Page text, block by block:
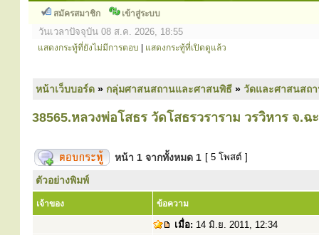
สมัครสมาชิก เข้าสู่ระบบ
วันเวลาปัจจุบัน 08 ส.ค. 2026, 18:55
แสดงกระทู้ที่ยังไม่มีการตอบ แสดงกระทู้ที่เปิดดูแล้ว
หน้าเว็บบอร์ด » กลุ่มศาสนสถานและศาสนพิธี » วัดและศาสนสถ
38565.หลวงพ่อโสธร วัดโสธรวราราม วรวิหาร จ.ฉะ
หน้า 1 จากทั้งหมด 1 [ 5 โพสต์ ]
ตัวอย่างพิมพ์
เจ้าของ ข้อความ
เมื่อ: 14 มิ.ย. 2011, 12:34